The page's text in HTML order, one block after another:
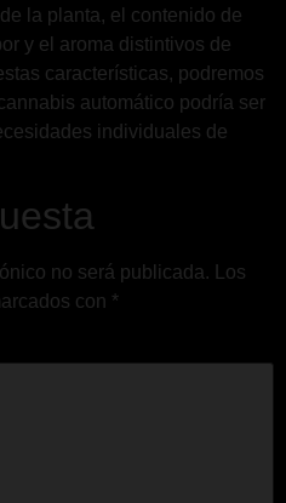
la planta, el contenido de
y el aroma distintivos de
características, podremos
automático podría ser
individuales de
no será publicada.
Los
con *